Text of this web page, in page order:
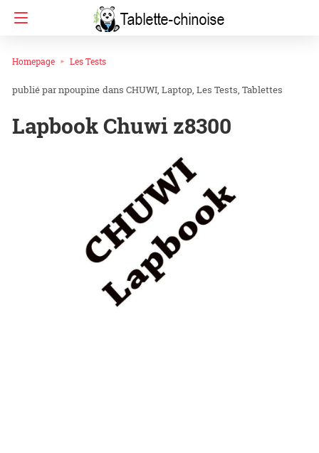
Homepage Les Tests
npoupine dans CHUWI Laptop Les Tests Tablettes
Lapbook Chuwi z8300